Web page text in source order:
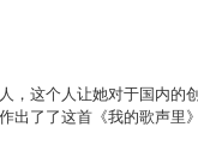
，这个人让她对于国内
了了这首《我的歌声里》